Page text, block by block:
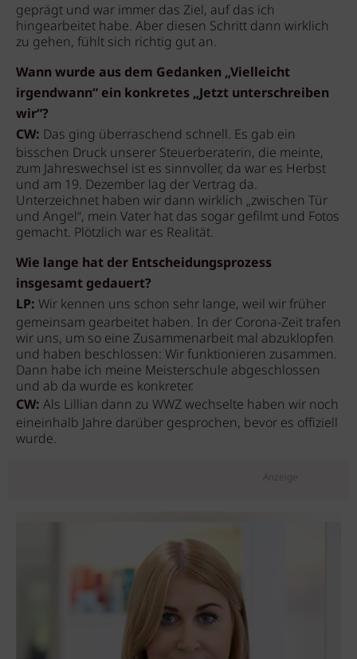
geprägt und war immer das Ziel, auf das ich
hingearbeitet habe. Aber diesen Schritt dann wirklich
zu gehen, fühlt sich richtig gut an.
Wann wurde aus dem Gedanken „Vielleicht
irgendwann“ ein konkretes „Jetzt unterschreiben
wir“?
CW: Das ging überraschend schnell. Es gab ein
bisschen Druck unserer Steuerberaterin, die meinte,
zum Jahreswechsel ist es sinnvoller, da war es Herbst
und am 19. Dezember lag der Vertrag da.
Unterzeichnet haben wir dann wirklich „zwischen Tür
und Angel“, mein Vater hat das sogar gefilmt und Fotos
gemacht. Plötzlich war es Realität.
Wie lange hat der Entscheidungsprozess
insgesamt gedauert?
LP: Wir kennen uns schon sehr lange, weil wir früher
gemeinsam gearbeitet haben. In der Corona-Zeit trafen
wir uns, um so eine Zusammenarbeit mal abzuklopfen
und haben beschlossen: Wir funktionieren zusammen.
Dann habe ich meine Meisterschule abgeschlossen
und ab da wurde es konkreter.
CW: Als Lillian dann zu WWZ wechselte haben wir noch
eineinhalb Jahre darüber gesprochen, bevor es offiziell
wurde.
Anzeige